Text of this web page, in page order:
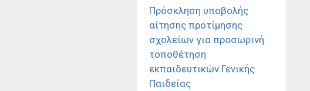
Πρόσκληση υποβολής
αίτησης προτίμησης
σχολείων για προσωρινή
τοποθέτηση
εκπαιδευτικών Γενικής
Παιδείας